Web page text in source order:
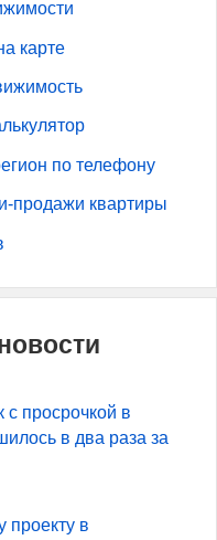
карте
по телефону
продажи квартиры
с просрочкой в
в два раза за
проекту в